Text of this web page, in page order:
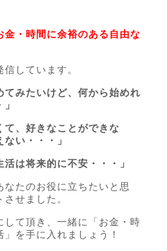
金・時間に余裕のある自由な
しています。
てみたいけど、何から始めれ
て、好きなことができな
い・・・」
活は将来的に不安・・・」
なたのお役に立ちたいと思
せました。
して頂き、一緒に「お金・時
を手に入れましょう！